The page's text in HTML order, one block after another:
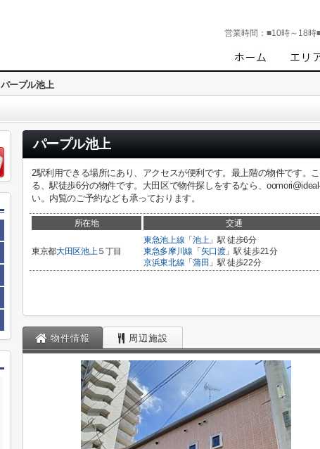
営業時間： ■10時～18時
パープル池上
パープル池上
2駅利用できる場所にあり、アクセスが便利です。最上階の物件です。
る、駅徒歩6分の物件です。大田区で物件探しをするなら、
い。内覧のご予約なども承っております。
所在地 交通
東京都大田区池上５丁目
東急池上線 「 池上」駅 徒歩6分
東急多摩川線 「 矢口渡」駅 徒歩21分
京浜東北線 「 蒲田 」駅 徒歩22分
物件情報 周辺施設